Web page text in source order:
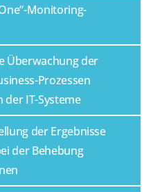
Monitoring-
Überwachung der
Prozessen
der IT-Systeme
der Ergebnisse
der Behebung